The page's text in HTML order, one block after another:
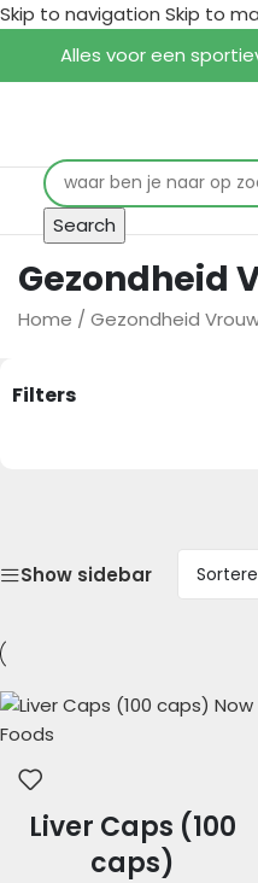
Skip to navigation Skip to
Alles voor een
Search
Gezondheid
Home / Gezondheid
Filters
Show sidebar
Liver Caps (100
caps)